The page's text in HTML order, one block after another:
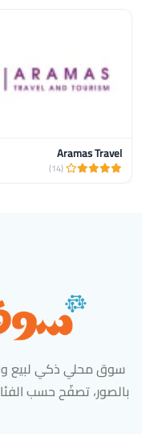
Aramas Travel
(14)
سوق محلي ذكي لبيع
بالصور، تصفّح حسب